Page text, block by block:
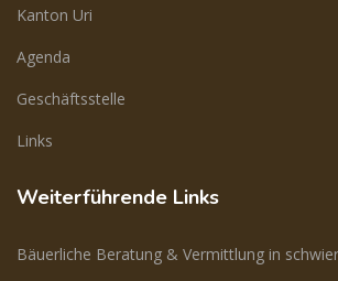
Kanton Uri
Agenda
Geschäftsstelle
Links
Weiterführende Links
Bäuerliche Beratung & Vermittlung in